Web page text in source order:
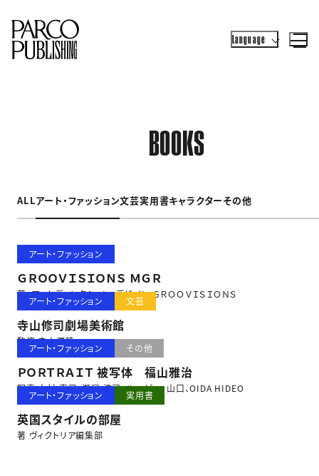
Language
BOOKS
ALLアート・ファッション文芸実用書キャラクターその他
アート・ファッション
ＧＲＯＯＶＩＳＩＯＮＳ ＭＧＲ
著・アートディレクション・デザイン ＧＲＯＯＶＩＳＩＯＮＳ
アート・ファッション 文芸
寺山修司劇場美術館
監修 寺山偏陸
アート・ファッション その他
ＰＯＲＴＲＡＩＴ 被写体 福山雅治
写真 大村 克巳、瀬尾 浩司、ハービー・山口、OIDA HIDEO
アート・ファッション 実用書
英国スタイルの部屋
著 ヴィクトリア編集部